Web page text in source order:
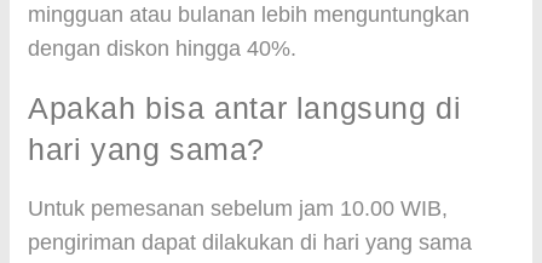
mingguan atau bulanan lebih menguntungkan
dengan diskon hingga 40%.
Apakah bisa antar langsung di
hari yang sama?
Untuk pemesanan sebelum jam 10.00 WIB,
pengiriman dapat dilakukan di hari yang sama